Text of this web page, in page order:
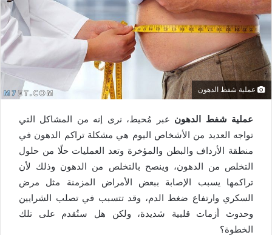
عملية شفط الدهون
عملية شفط الدهون عبر مُحيط، نرى إنه من المشاكل التي
تواجه العديد من الأشخاص اليوم هي مشكلة تراكم الدهون في
منطقة الأرداف والبطن والمؤخرة وتعد العمليات حلًا من حلول
التخلص من الدهون، وينصح بالتخلص من الدهون وذلك لأن
تراكمها يسبب الإصابة ببعض الأمراض المزمنة مثل مرض
السكري وارتفاع ضغط الدم، وقد تتسبب في تصلب الشرايين
وحدوث أزمات قلبية شديدة، ولكن هل ستُقدم على تلك
الخطوة؟